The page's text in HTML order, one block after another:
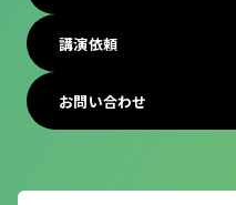
講演依頼
お問い合わせ